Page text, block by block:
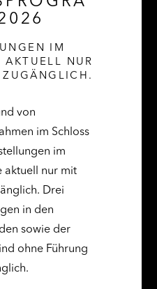
IM
AKTUELL NUR
von
im Schloss
im
aktuell nur mit
Drei
in den
sowie der
ohne Führung